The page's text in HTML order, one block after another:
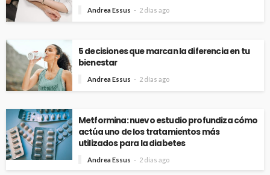
Andrea Essus 2 días ago
5 decisiones que marcan la diferencia en tu
bienestar
Andrea Essus 2 días ago
Metformina: nuevo estudio profundiza cómo
actúa uno de los tratamientos más
utilizados para la diabetes
Andrea Essus 2 días ago